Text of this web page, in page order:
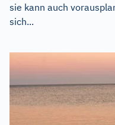
sie kann auch
sich...